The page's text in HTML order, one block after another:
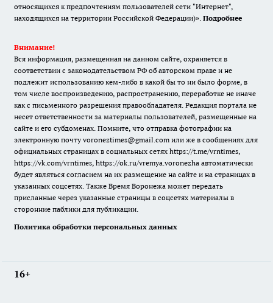
относящихся к предпочтениям пользователей сети "Интернет",
находящихся на территории Российской Федерации)». Подробнее
Внимание!
Вся информация, размещенная на данном сайте, охраняется в
соответствии с законодательством РФ об авторском праве и не
подлежит использованию кем-либо в какой бы то ни было форме, в
том числе воспроизведению, распространению, переработке не иначе
как с письменного разрешения правообладателя. Редакция портала не
несет ответственности за материалы пользователей, размещенные на
сайте и его субдоменах. Помните, что отправка фотографии на
электронную почту voroneztimes@gmail.com или же в сообщениях для
официальных страницах в социальных сетях https://t.me/vrntimes,
https://vk.com/vrntimes, https://ok.ru/vremya.voronezha автоматически
будет являться согласием на их размещение на сайте и на страницах в
указанных соцсетях. Также Время Воронежа может передать
присланные через указанные страницы в соцсетях материалы в
сторонние паблики для публикации.
Политика обработки персональных данных
16+